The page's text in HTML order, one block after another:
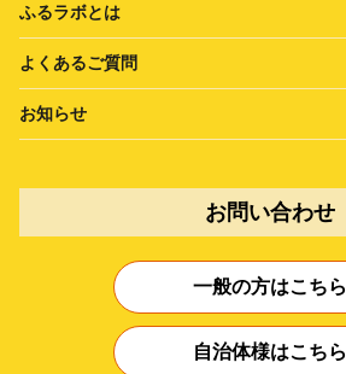
ふるラボとは
よくあるご質問
お知らせ
お問い合わせ
一般の方はこちら
自治体様はこちら